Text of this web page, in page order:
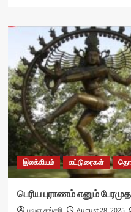
இலக்கியம் கட்டுரைகள்
பெரிய புராணம் எனும்